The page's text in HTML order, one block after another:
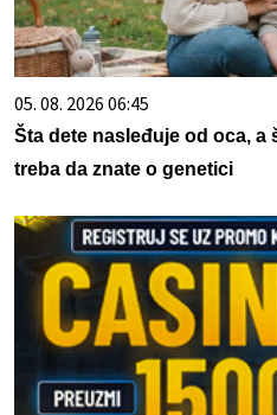
05. 08. 2026 06:45
Šta dete nasleđuje od oca, a
treba da znate o genetici